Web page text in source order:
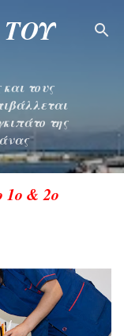
τους
της
& 2ο